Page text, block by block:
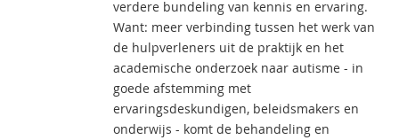
verdere bundeling van kennis en ervaring.
Want: meer verbinding tussen het werk van
de hulpverleners uit de praktijk en het
academische onderzoek naar autisme - in
goede afstemming met
ervaringsdeskundigen, beleidsmakers en
onderwijs - komt de behandeling en